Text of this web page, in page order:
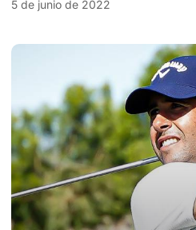
5 de junio de 2022